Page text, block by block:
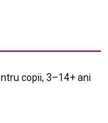
copii, 3–14+ ani